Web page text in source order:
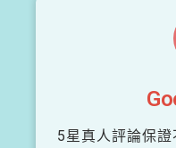
5星真人評論保